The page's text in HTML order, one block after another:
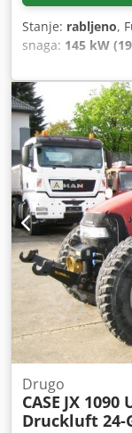
Stanje: rabljeno,
snaga: 145 kW
sati:8.000 h,
podmazivanje,
na kotačima
2000 8.000
Centralno
Drugo
CASE JX 1090
Druckluft 24-